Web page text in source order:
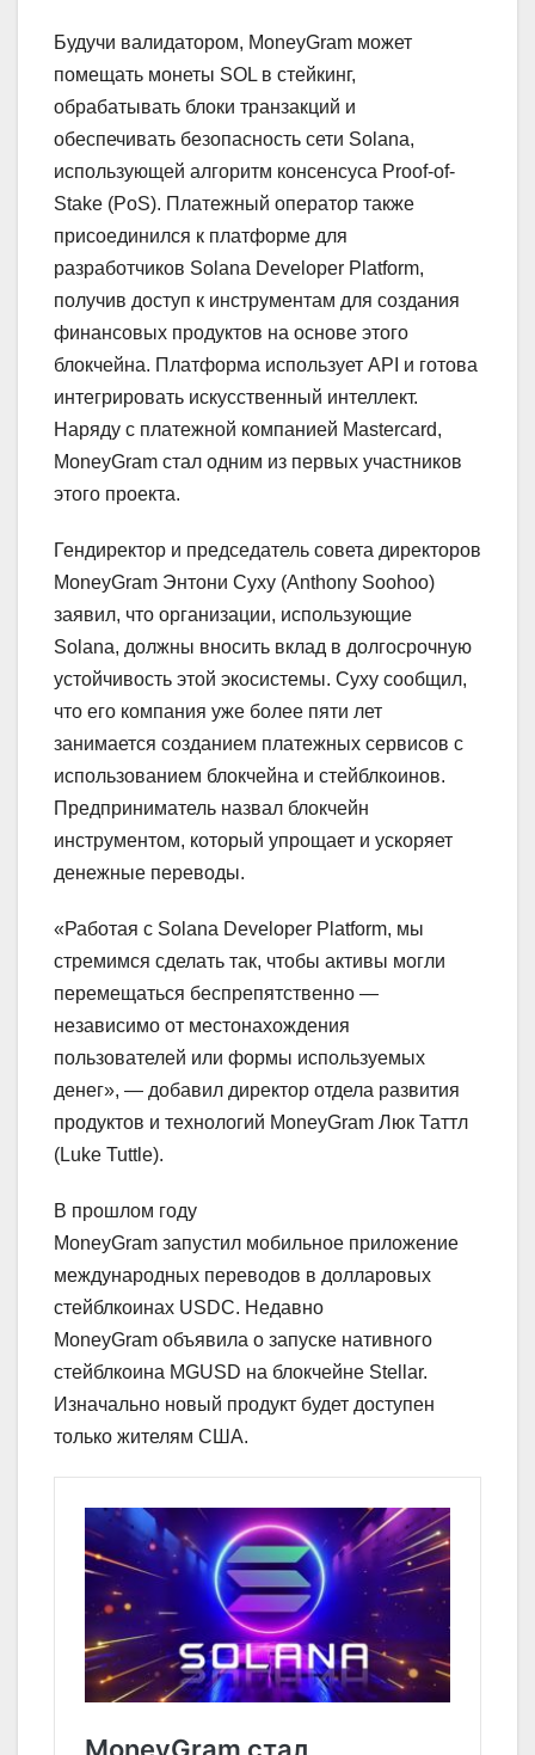
Будучи валидатором, MoneyGram может
помещать монеты SOL в стейкинг,
обрабатывать блоки транзакций и
обеспечивать безопасность сети Solana,
использующей алгоритм консенсуса Proof-of-
Stake (PoS). Платежный оператор также
присоединился к платформе для
разработчиков Solana Developer Platform,
получив доступ к инструментам для создания
финансовых продуктов на основе этого
блокчейна. Платформа использует API и готова
интегрировать искусственный интеллект.
Наряду с платежной компанией Mastercard,
MoneyGram стал одним из первых участников
этого проекта.
Гендиректор и председатель совета директоров
MoneyGram Энтони Суху (Anthony Soohoo)
заявил, что организации, использующие
Solana, должны вносить вклад в долгосрочную
устойчивость этой экосистемы. Суху сообщил,
что его компания уже более пяти лет
занимается созданием платежных сервисов с
использованием блокчейна и стейблкоинов.
Предприниматель назвал блокчейн
инструментом, который упрощает и ускоряет
денежные переводы.
«Работая с Solana Developer Platform, мы
стремимся сделать так, чтобы активы могли
перемещаться беспрепятственно —
независимо от местонахождения
пользователей или формы используемых
денег», — добавил директор отдела развития
продуктов и технологий MoneyGram Люк Таттл
(Luke Tuttle).
В прошлом году
MoneyGram запустил мобильное приложение
международных переводов в долларовых
стейблкоинах USDC. Недавно
MoneyGram объявила о запуске нативного
стейблкоина MGUSD на блокчейне Stellar.
Изначально новый продукт будет доступен
только жителям США.